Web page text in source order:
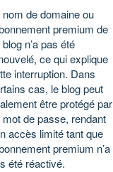
nom de domaine ou
premium de
n’a pas été
ce qui explique
interruption. Dans
cas, le blog peut
être protégé par
mot de passe, rendant
accès limité tant que
premium n’a
été réactivé.